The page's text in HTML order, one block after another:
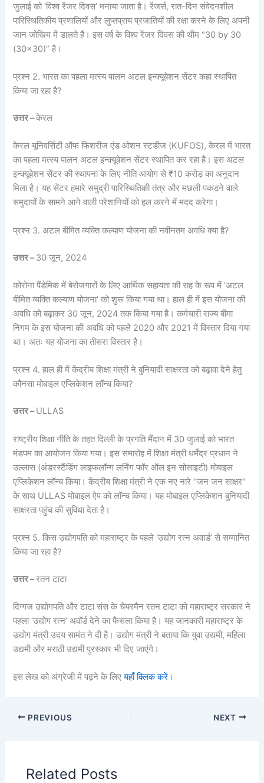
जुलाई को ‘विश्व रेंजर दिवस’ मनाया जाता है। रेंजर्स, रात-दिन संवेदनशील
पारिस्थितिकीय प्रणालियों और लुप्तप्राय प्रजातियों की रक्षा करने के लिए अपनी
जान जोखिम में डालते हैं। इस वर्ष के विश्व रेंजर दिवस की थीम “30 by 30
(30×30)” है।
प्रश्न 2. भारत का पहला मत्स्य पालन अटल इन्क्यूबेशन सेंटर कहा स्थापित
किया जा रहा है?
उत्तर –केरल
केरल यूनिवर्सिटी ऑफ फिशरीज एंड ओशन स्टडीज (KUFOS), केरल में भारत
का पहला मत्स्य पालन अटल इन्क्यूबेशन सेंटर स्थापित कर रहा है। इस अटल
इन्क्यूबेशन सेंटर की स्थापना के लिए नीति आयोग से ₹10 करोड़ का अनुदान
मिला है। यह सेंटर हमारे समुद्री पारिस्थितिकी तंत्र और मछली पकड़ने वाले
समुदायों के सामने आने वाली परेशानियों को हल करने में मदद करेगा।
प्रश्न 3. अटल बीमित व्यक्ति कल्याण योजना की नवीनतम अवधि क्या है?
उत्तर –30 जून, 2024
कोरोना पैंडेमिक में बेरोजगारों के लिए आर्थिक सहायता की राह के रूप में ‘अटल
बीमित व्यक्ति कल्याण योजना’ को शुरू किया गया था। हाल ही में इस योजना की
अवधि को बढ़ाकर 30 जून, 2024 तक किया गया है। कर्मचारी राज्य बीमा
निगम के इस योजना की अवधि को पहले 2020 और 2021 में विस्तार दिया गया
था। अतः यह योजना का तीसरा विस्तार है।
प्रश्न 4. हाल ही में केंद्रीय शिक्षा मंत्री ने बुनियादी साक्षरता को बढ़ावा देने हेतु
कौनसा मोबाइल एप्लिकेशन लॉन्च किया?
उत्तर –ULLAS
राष्ट्रीय शिक्षा नीति के तहत दिल्ली के प्रगति मैंदान में 30 जुलाई को भारत
मंडपम का आयोजन किया गया। इस समारोह में शिक्षा मंत्री धर्मेंद्र प्रधान ने
उल्लास (अंडरस्टैंडिंग लाइफलॉन्ग लर्निंग फॉर ऑल इन सोसाइटी) मोबाइल
एप्लिकेशन लॉन्च किया। केंद्रीय शिक्षा मंत्री ने एक नए नारे “जन जन साक्षर”
के साथ ULLAS मोबाइल ऐप को लॉन्च किया। यह मोबाइल एप्लिकेशन बुनियादी
साक्षरता पहुंच की सुविधा देता है।
प्रश्न 5. किस उद्योगपति को महाराष्ट्र के पहले ‘उद्योग रत्न अवार्ड’ से सम्मानित
किया जा रहा है?
उत्तर –रतन टाटा
दिग्गज उद्योगपति और टाटा संस के चेयरमैन रतन टाटा को महाराष्ट्र सरकार ने
पहला ‘उद्योग रत्न’ अवॉर्ड देने का फैसला किया है। यह जानकारी महाराष्ट्र के
उद्योग मंत्री उदय सामंत ने दी है। उद्योग मंत्री ने बताया कि युवा उद्यमी, महिला
उद्यमी और मराठी उद्यमी पुरस्कार भी दिए जाएंगे।
इस लेख को अंग्रेजी में पढ़ने के लिएयहाँ क्लिक करें ।
PREVIOUS NEXT
Related Posts